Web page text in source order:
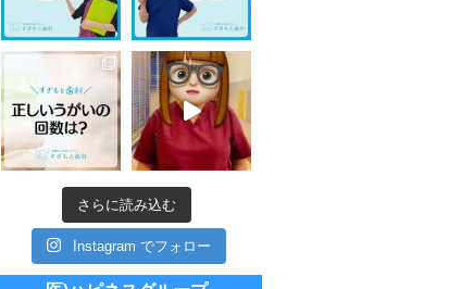
さらに読み込む
Instagram でフォロー